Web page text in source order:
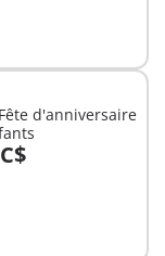
d'anniversaire